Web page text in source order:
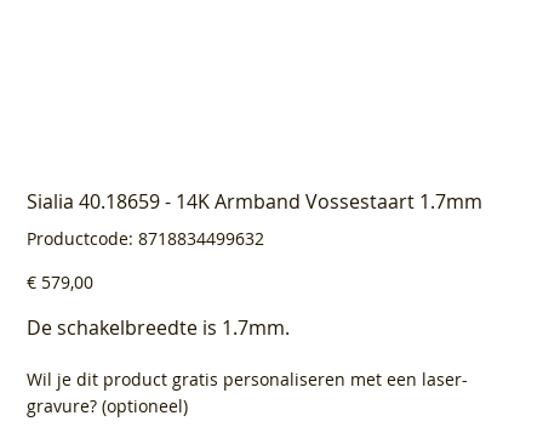
Sialia 40.18659 - 14K Armband Vossestaart 1.7mm
Productcode: Productcode
8718834499632
8718834499632
Prijs
€ 579,00
De schakelbreedte is 1.7mm.
Wil je dit product gratis personaliseren met een laser-
gravure? (optioneel)